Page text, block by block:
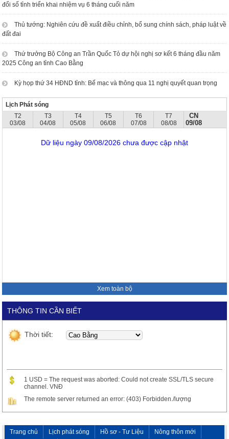
đổi số tỉnh triển khai nhiệm vụ 6 tháng cuối năm
Thủ tướng: Nghiên cứu đề xuất điều chỉnh, bổ sung chính sách, pháp luật về
đất đai
Thứ trưởng Bộ Công an Trần Quốc Tỏ dự hội nghị sơ kết 6 tháng đầu năm
2025 Công an tỉnh Cao Bằng
Kỳ họp thứ 34 HĐND tỉnh: Bế mạc và thông qua 11 nghị quyết quan trọng
Lịch Phát sóng
T2
03/08
T3
04/08
T4
05/08
T5
06/08
T6
07/08
T7
08/08
CN
09/08
Dữ liệu ngày 09/08/2026 chưa được cập nhật
Xem toàn bộ
THÔNG TIN CẦN BIẾT
Thời tiết:
1 USD = The request was aborted: Could not create SSL/TLS secure
channel. VNĐ
The remote server returned an error: (403) Forbidden./lượng
Trang chủ Lịch phát sóng Hồ sơ - Tư Liệu
Nông thôn mới